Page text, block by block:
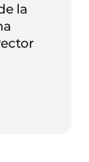
la